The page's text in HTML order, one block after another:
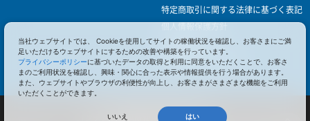
特定商取引に関する法律に基づく表記
個人情報保護方針
ISO9001
健康経営優良法人認定
© 2017 Pacific Supply Co.,Ltd.
コンテンツの無断使用・転載を禁じます。
当社ウェブサイトでは、 Cookieを使用してサイトの稼働状況を確認し、お客さまにご満
足いただけるウェブサイトにするための改善や構築を行っています。
プライバシーポリシーに基づいたデータの取得と利用に同意をいただくことで、お客さ
まのご利用状況を確認し、興味・関心に合った表示や情報提供を行う場合があります。
また、ウェブサイトやブラウザの利便性が向上し、お客さまがさまざまな機能をご利用
いただくことができます。
いいえ はい